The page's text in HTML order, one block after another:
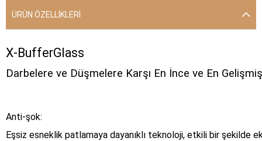
ÜRÜN ÖZELLIKLERI
X-BufferGlass
Darbelere ve Düşmelere Karşı En İnce ve En
Anti-şok:
Eşsiz esneklik patlamaya dayanıklı teknoloji, etkili bir şekilde